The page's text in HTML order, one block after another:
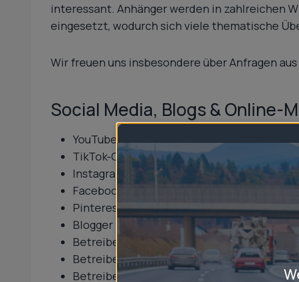
interessant. Anhänger werden in zahlreichen
eingesetzt, wodurch sich viele thematische
Wir freuen uns insbesondere über Anfragen
Social Media, Blogs & Online-
YouTube-Kanäle
TikTok-Creator
Instagram-Influencer
Facebook-Seiten und Communities
Pinterest-Creator
Blogger
Betreiber von Fachportalen
Betreiber von Fanpages
Betreiber von Onlineshops